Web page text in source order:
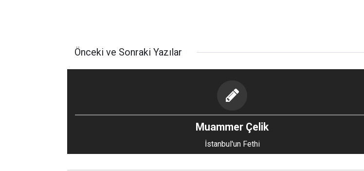
Önceki ve Sonraki Yazılar
Muammer Çelik
İstanbul'un Fethi